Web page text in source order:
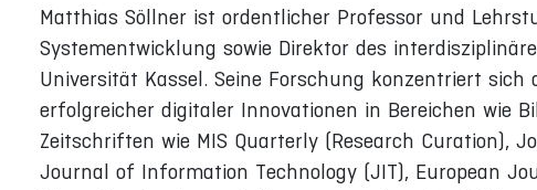
Matthias Söllner ist ordentlicher Professor und
Systementwicklung sowie Direktor des
Universität Kassel. Seine Forschung konzentriert
erfolgreicher digitaler Innovationen in Bereichen wie
Zeitschriften wie MIS Quarterly (Research Curation),
Journal of Information Technology (JIT), European